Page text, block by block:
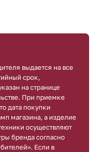
выдается на все
срок,
на странице
При приемке
дата покупки
магазина, а изделие
осуществляют
бренда согласно
Если в